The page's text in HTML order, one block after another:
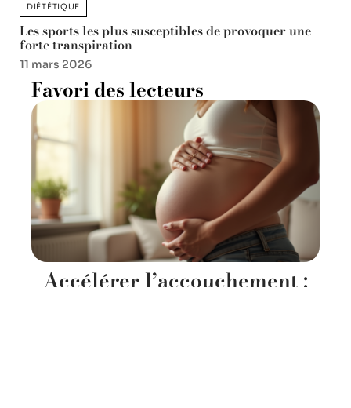
DIÉTÉTIQUE
Les sports les plus susceptibles de provoquer une
forte transpiration
11 mars 2026
Favori des lecteurs
Accélérer l’accouchement :